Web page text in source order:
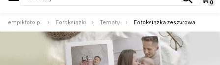
0
empikfoto.pl Fotoksiążki Tematy Fotoksiążka zeszytowa